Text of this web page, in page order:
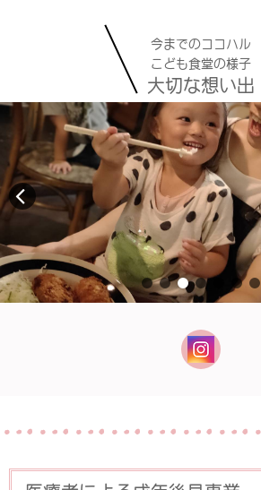
今までのココハル
こども食堂の様子
大切な想い出